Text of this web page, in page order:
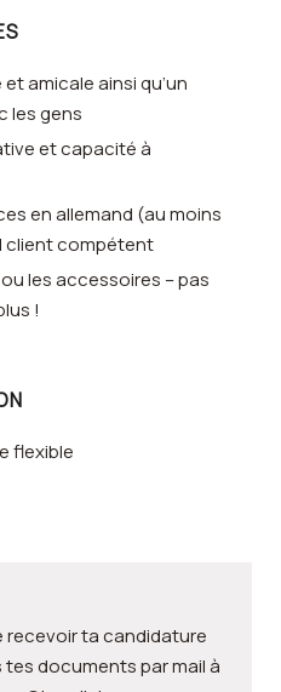
amicale ainsi qu’un
les gens
et capacité à
en allemand (au moins
client compétent
les accessoires – pas
!
flexible
recevoir ta candidature
documents par mail à